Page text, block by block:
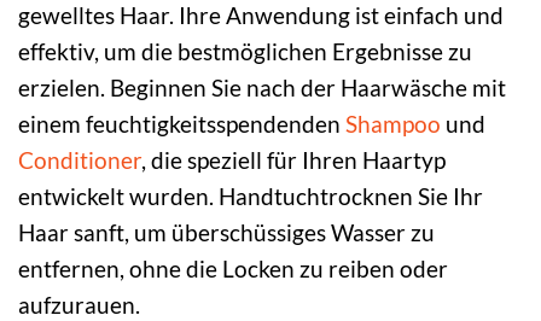
gewelltes Haar. Ihre Anwendung ist einfach und
effektiv, um die bestmöglichen Ergebnisse zu
erzielen. Beginnen Sie nach der Haarwäsche mit
einem feuchtigkeitsspendenden Shampoo und
Conditioner, die speziell für Ihren Haartyp
entwickelt wurden. Handtuchtrocknen Sie Ihr
Haar sanft, um überschüssiges Wasser zu
entfernen, ohne die Locken zu reiben oder
aufzurauen.